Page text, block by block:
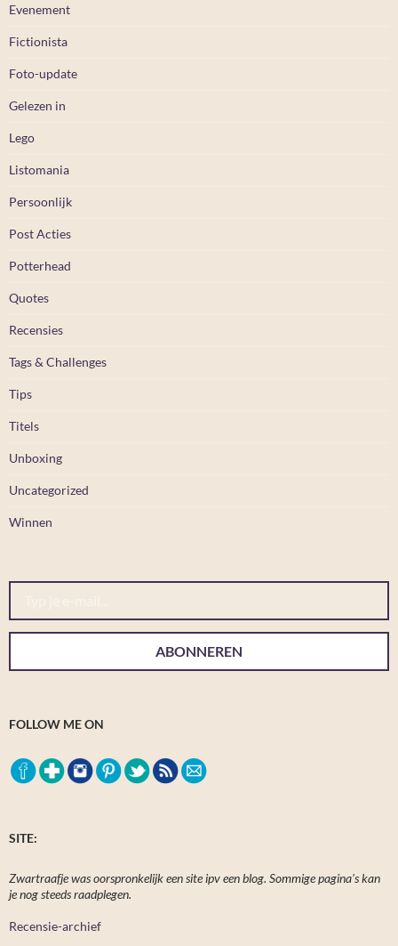
Evenement
Fictionista
Foto-update
Gelezen in
Lego
Listomania
Persoonlijk
Post Acties
Potterhead
Quotes
Recensies
Tags & Challenges
Tips
Titels
Unboxing
Uncategorized
Winnen
Typ je e-mail...
ABONNEREN
FOLLOW ME ON
SITE:
Zwartraafje was oorspronkelijk een site ipv een blog. Sommige pagina's kan
je nog steeds raadplegen.
Recensie-archief